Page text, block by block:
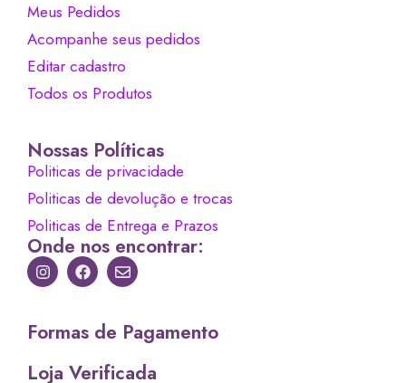
Meus Pedidos
Acompanhe seus pedidos
Editar cadastro
Todos os Produtos
Nossas Políticas
Politicas de privacidade
Politicas de devolução e trocas
Politicas de Entrega e Prazos
Onde nos encontrar:
Formas de Pagamento
Loja Verificada